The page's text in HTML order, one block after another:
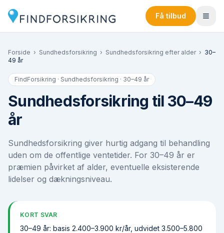
Få tilbud
Forside › Sundhedsforsikring › Sundhedsforsikring efter alder › 30–
49 år
FindForsikring · Sundhedsforsikring · 30–49 år
Sundhedsforsikring til 30–49
år
Sundhedsforsikring giver hurtig adgang til behandling
uden om de offentlige ventetider. For 30–49 år er
præmien påvirket af alder, eventuelle eksisterende
lidelser og dækningsniveau.
KORT SVAR
30–49 år: basis 2.400–3.900 kr/år, udvidet 3.500–5.800